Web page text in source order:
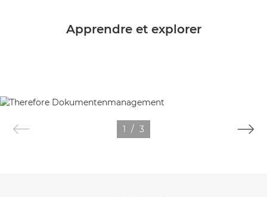
Apprendre et explorer
1 / 3